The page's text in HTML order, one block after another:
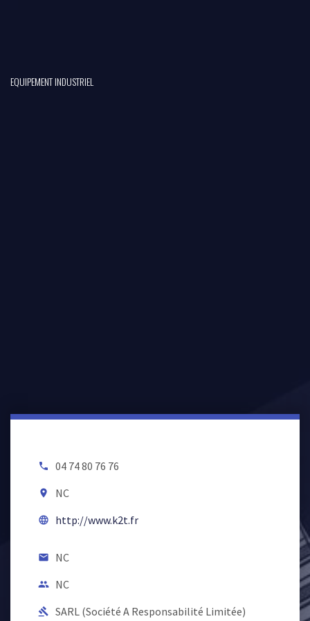
EQUIPEMENT INDUSTRIEL
local_phone 04 74 80 76 76
room NC
language http://www.k2t.fr
email NC
people NC
gavel SARL (Société A Responsabilité Limitée)